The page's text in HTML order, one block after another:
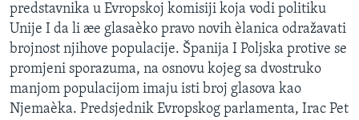
predstavnika u Evropskoj komisiji koja vodi politiku
Unije I da li æe glasaèko pravo novih èlanica odražavati
brojnost njihove populacije. Španija I Poljska protive se
promjeni sporazuma, na osnovu kojeg sa dvostruko
manjom populacijom imaju isti broj glasova kao
Njemaèka. Predsjednik Evropskog parlamenta, Irac Pet